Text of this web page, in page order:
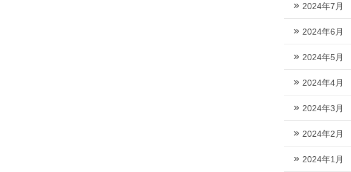
2024年7月
2024年6月
2024年5月
2024年4月
2024年3月
2024年2月
2024年1月